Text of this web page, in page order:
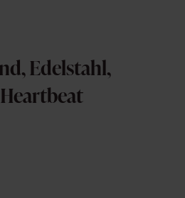
Edelstahl,